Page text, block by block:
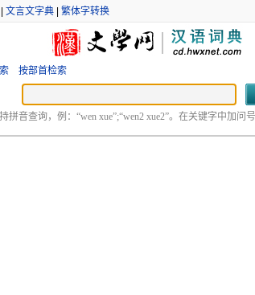
文言文字典| 繁体字转换
按部首检索
拼音查询，例：“wen xue”;“wen2 xue2”。在关键字中加问